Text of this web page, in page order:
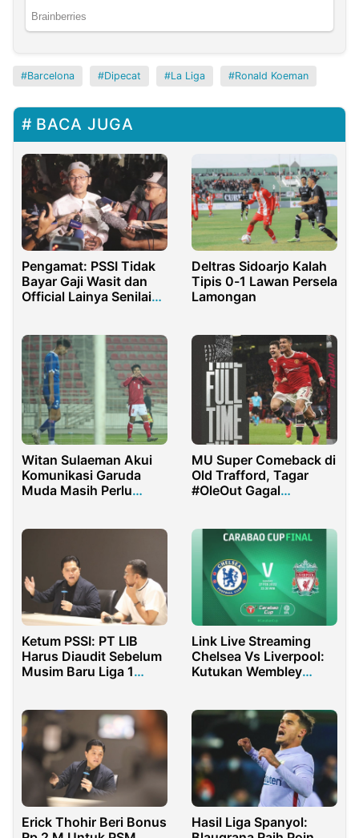
Barcelona Dipecat La Liga Ronald Koeman
BACA JUGA
Pengamat: PSSI Tidak
Bayar Gaji Wasit dan
Official Lainya Senilai
Deltras Sidoarjo Kalah
Tipis 0-1 Lawan Persela
Lamongan
Witan Sulaeman Akui
Komunikasi Garuda
Muda Masih Perlu
MU Super Comeback di
Old Trafford, Tagar
#OleOut Gagal
Ketum PSSI: PT LIB
Harus Diaudit Sebelum
Musim Baru Liga 1
Link Live Streaming
Chelsea Vs Liverpool:
Kutukan Wembley
Erick Thohir Beri Bonus
Hasil Liga Spanyol: